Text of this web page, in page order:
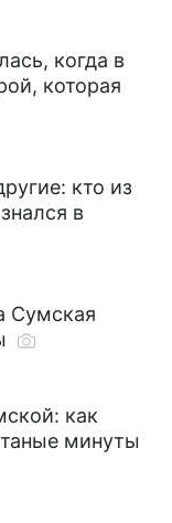
когда в
которая
кто из
в
Сумская
как
минуты